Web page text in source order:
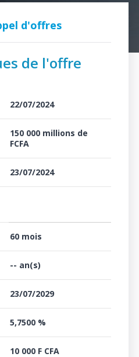
d'offres
de l'offre
22/07/2024
150 000 millions de
FCFA
23/07/2024
60 mois
-- an(s)
23/07/2029
5,7500 %
10 000 F CFA